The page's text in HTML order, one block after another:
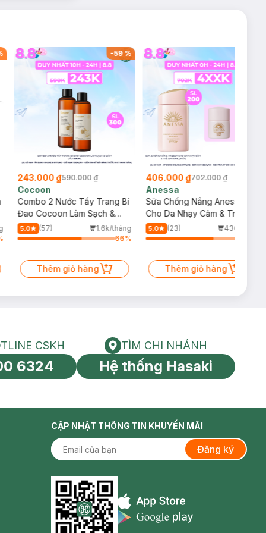
-59%
243.000 ₫590.000 ₫
Cocoon
Combo 2 Nước Tẩy Trang Bí
Đao Cocoon Làm Sạch &
Giảm Dầu 500ml
5.0 (57)
1.6k/tháng
66%
Thêm giỏ hàng
406.000 ₫702.000 ₫
Anessa
Sữa Chống Nắng Anessa
Cho Da Nhạy Cảm & Trẻ Em
60ml (Mới)
5.0 (23)
436/tháng
Thêm giỏ hàng
toàn cầu
HOTLINE CSKH
CSKH
6324
Tìm chi nhánh
TÌM CHI NHÁNH
Hệ thống Hasaki
CẬP NHẬT THÔNG TIN KHUYẾN MÃI
Đăng ký
Appstore icon